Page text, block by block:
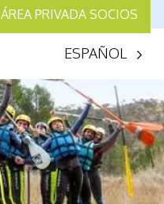
ÁREA PRIVADA SOCIOS
ESPAÑOL